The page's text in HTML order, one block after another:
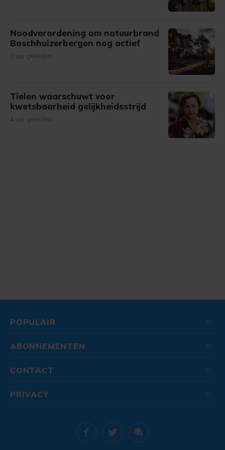
gemaakte keuze altijd wijzigen of intrekken.
Noodverordening om natuurbrand
Boschhuizerbergen nog actief
3 uur geleden
Tielen waarschuwt voor
kwetsbaarheid gelijkheidsstrijd
4 uur geleden
POPULAIR
ABONNEMENTEN
CONTACT
PRIVACY